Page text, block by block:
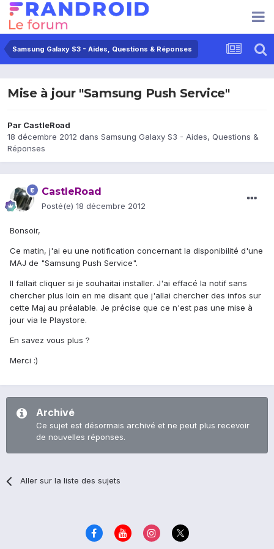
Samsung Galaxy S3 - Aides, Questions & Réponses
Mise à jour "Samsung Push Service"
Par CastleRoad
18 décembre 2012 dans Samsung Galaxy S3 - Aides, Questions &
Réponses
CastleRoad
Posté(e) 18 décembre 2012
Bonsoir,
Ce matin, j'ai eu une notification concernant la disponibilité d'une
MAJ de "Samsung Push Service".
Il fallait cliquer si je souhaitai installer. J'ai effacé la notif sans
chercher plus loin en me disant que j'allai chercher des infos sur
cette Maj au préalable. Je précise que ce n'est pas une mise à
jour via le Playstore.
En savez vous plus ?
Merci :)
Archivé
Ce sujet est désormais archivé et ne peut plus recevoir
de nouvelles réponses.
Aller sur la liste des sujets